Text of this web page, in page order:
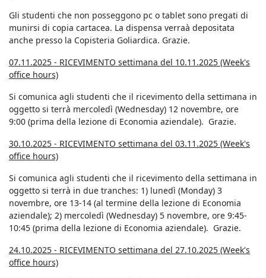
Gli studenti che non posseggono pc o tablet sono pregati di
munirsi di copia cartacea. La dispensa verraà depositata
anche presso la Copisteria Goliardica. Grazie.
07.11.2025 - RICEVIMENTO settimana del 10.11.2025 (Week's
office hours)
Si comunica agli studenti che il ricevimento della settimana in
oggetto si terrà mercoledì (Wednesday) 12 novembre, ore
9:00 (prima della lezione di Economia aziendale). Grazie.
30.10.2025 - RICEVIMENTO settimana del 03.11.2025 (Week's
office hours)
Si comunica agli studenti che il ricevimento della settimana in
oggetto si terrà in due tranches: 1) lunedì (Monday) 3
novembre, ore 13-14 (al termine della lezione di Economia
aziendale); 2) mercoledì (Wednesday) 5 novembre, ore 9:45-
10:45 (prima della lezione di Economia aziendale). Grazie.
24.10.2025 - RICEVIMENTO settimana del 27.10.2025 (Week's
office hours)